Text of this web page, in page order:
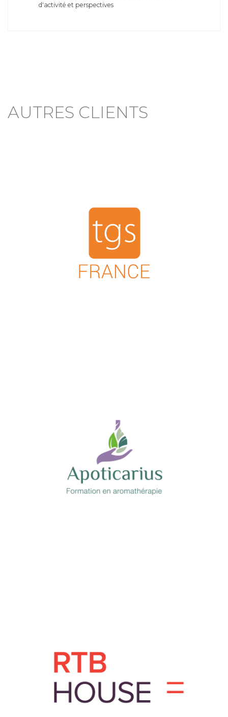
d'activité et perspectives
AUTRES CLIENTS